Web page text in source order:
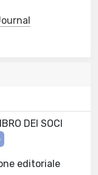
DEI SOCI
editoriale